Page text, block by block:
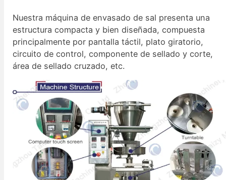
Nuestra máquina de envasado de sal presenta una
estructura compacta y bien diseñada, compuesta
principalmente por pantalla táctil, plato giratorio,
circuito de control, componente de sellado y corte,
área de sellado cruzado, etc.